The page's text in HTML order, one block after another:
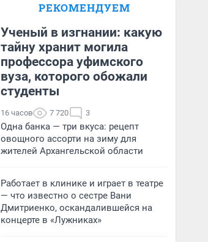
Надежда Губарь
РЕКОМЕНДУЕМ
Ученый в изгнании: какую
тайну хранит могила
профессора уфимского
вуза, которого обожали
студенты
16 часов 7 720 3
Одна банка — три вкуса: рецепт
овощного ассорти на зиму для
жителей Архангельской области
Работает в клинике и играет в театре
— что известно о сестре Вани
Дмитриенко, оскандалившейся на
концерте в «Лужниках»